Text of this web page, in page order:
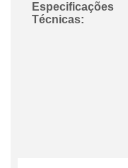
Especificações
Técnicas: